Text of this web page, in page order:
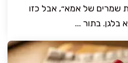
שמרים של אמא״, אבל כזו
בלגן. בתור ...